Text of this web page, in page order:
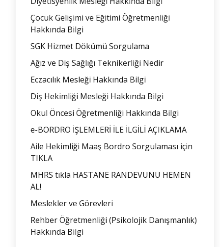
Çocuk Gelişimi ve Eğitimi Öğretmenliği
Hakkında Bilgi
SGK Hizmet Dökümü Sorgulama
Ağız ve Diş Sağlığı Teknikerliği Nedir
Eczacılık Mesleği Hakkında Bilgi
Diş Hekimliği Mesleği Hakkında Bilgi
Okul Öncesi Öğretmenliği Hakkında Bilgi
e-BORDRO İŞLEMLERİ İLE İLGİLİ AÇIKLAMA
Aile Hekimliği Maaş Bordro Sorgulaması için
TIKLA
MHRS tıkla HASTANE RANDEVUNU HEMEN
AL!
Meslekler ve Görevleri
Rehber Öğretmenliği (Psikolojik Danışmanlık)
Hakkında Bilgi